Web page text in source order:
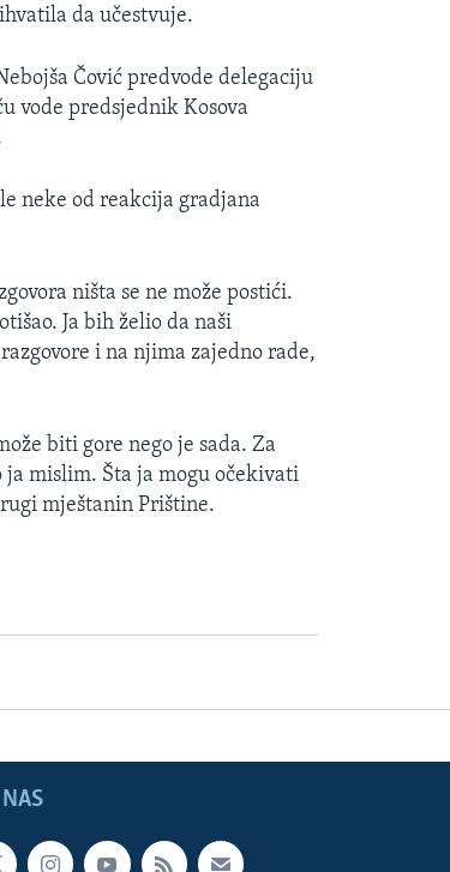
da učestvuje.
Čović predvode delegaciju
vode predsjednik Kosova
neke od reakcija gradjana
ništa se ne može postići.
Ja bih želio da naši
i na njima zajedno rade,
biti gore nego je sada. Za
mislim. Šta ja mogu očekivati
mještanin Prištine.